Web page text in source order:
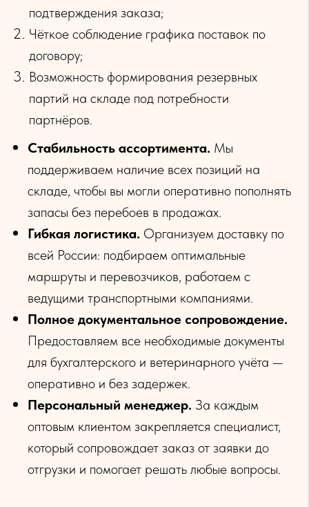
подтверждения заказа;
Чёткое соблюдение графика поставок по
договору;
Возможность формирования резервных
партий на складе под потребности
партнёров.
Стабильность ассортимента. Мы
поддерживаем наличие всех позиций на
складе, чтобы вы могли оперативно пополнять
запасы без перебоев в продажах.
Гибкая логистика. Организуем доставку по
всей России: подбираем оптимальные
маршруты и перевозчиков, работаем с
ведущими транспортными компаниями.
Полное документальное сопровождение.
Предоставляем все необходимые документы
для бухгалтерского и ветеринарного учёта —
оперативно и без задержек.
Персональный менеджер. За каждым
оптовым клиентом закрепляется специалист,
который сопровождает заказ от заявки до
отгрузки и помогает решать любые вопросы.